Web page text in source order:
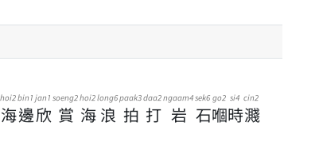
海
hoi2
邊
bin1
欣
jan1
賞
soeng2
海
hoi2
浪
long6
拍
paak3
打
daa2
岩
ngaam4
石
sek6
嗰
go2
時
si4
濺
cin2